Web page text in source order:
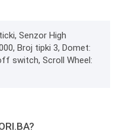
Senzor High
Broj tipki 3, Domet:
switch, Scroll Wheel: